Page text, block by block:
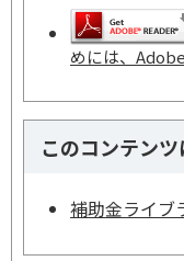
めには、
このコンテン
補助金ライブ